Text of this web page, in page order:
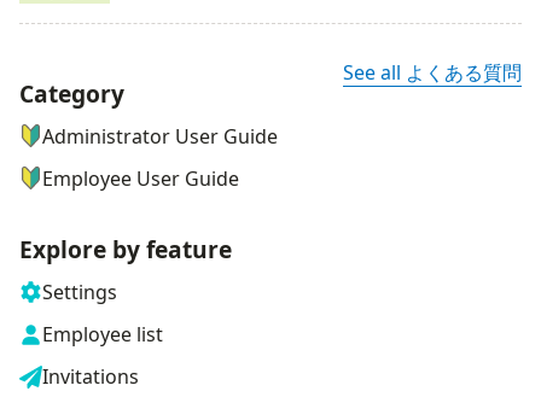
See all よくある質問
ナビゲーションメニュー
Category
Administrator User Guide
Employee User Guide
Explore by feature
Settings
Employee list
Invitations